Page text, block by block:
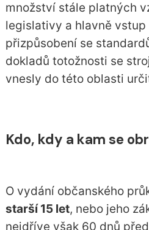
množství stále platných
legislativy a hlavně vstup
přizpůsobení se
dokladů totožnosti se
vnesly do této oblasti
Kdo, kdy a kam se
O vydání občanského
starší 15 let, nebo jeho
nejdříve však 60 dnů